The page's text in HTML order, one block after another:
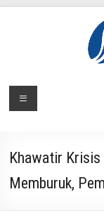
Lembaga
Swadaya
Menu
Khawatir Krisis
Memburuk,